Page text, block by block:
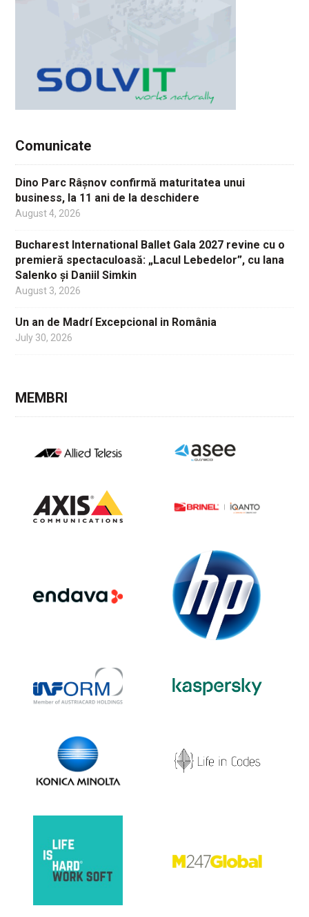
Comunicate
Dino Parc Râșnov confirmă maturitatea unui
business, la 11 ani de la deschidere
August 4, 2026
Bucharest International Ballet Gala 2027 revine cu o
premieră spectaculoasă: „Lacul Lebedelor”, cu Iana
Salenko și Daniil Simkin
August 3, 2026
Un an de Madrí Excepcional in România
July 30, 2026
MEMBRI